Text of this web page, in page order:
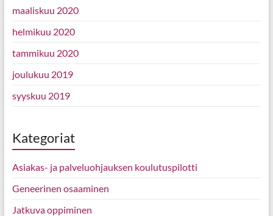
maaliskuu 2020
helmikuu 2020
tammikuu 2020
joulukuu 2019
syyskuu 2019
Kategoriat
Asiakas- ja palveluohjauksen koulutuspilotti
Geneerinen osaaminen
Jatkuva oppiminen